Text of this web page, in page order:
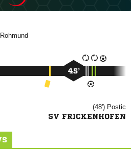

45’
(48') 
SV FRICKENHOFEN